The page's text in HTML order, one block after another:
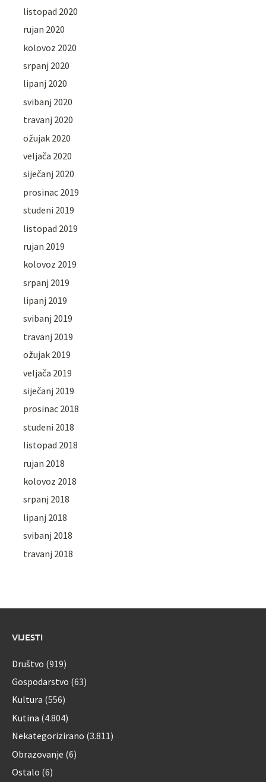
listopad 2020
rujan 2020
kolovoz 2020
srpanj 2020
lipanj 2020
svibanj 2020
travanj 2020
ožujak 2020
veljača 2020
siječanj 2020
prosinac 2019
studeni 2019
listopad 2019
rujan 2019
kolovoz 2019
srpanj 2019
lipanj 2019
svibanj 2019
travanj 2019
ožujak 2019
veljača 2019
siječanj 2019
prosinac 2018
studeni 2018
listopad 2018
rujan 2018
kolovoz 2018
srpanj 2018
lipanj 2018
svibanj 2018
travanj 2018
VIJESTI
Društvo (919)
Gospodarstvo (63)
Kultura (556)
Kutina (4.804)
Nekategorizirano (3.811)
Obrazovanje (6)
Ostalo (6)